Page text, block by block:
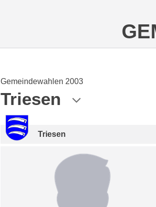
Gemeindewahlen 2003
Triesen
Triesen